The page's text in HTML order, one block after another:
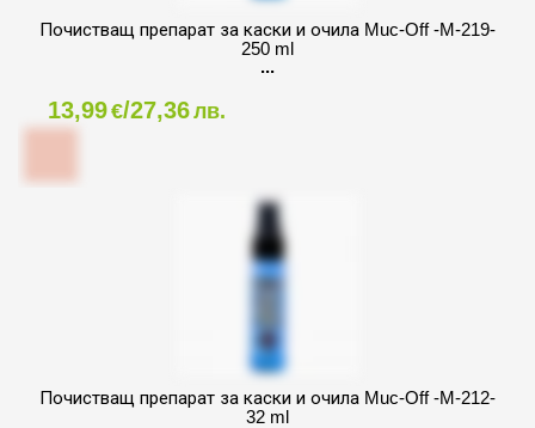
Почистващ препарат за каски и очила Muc-Off -M-219-
250 ml
13,99€/27,36лв.
Почистващ препарат за каски и очила Muc-Off -M-212-
32 ml